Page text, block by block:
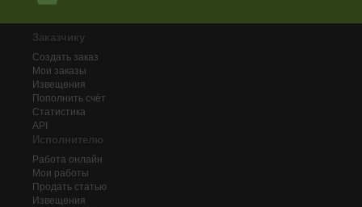
Заказчику
Создать заказ
Мои заказы
Извещения
Пополнить счёт
Статистика
API
Исполнителю
Работа онлайн
Мои работы
Продать статью
Извещения